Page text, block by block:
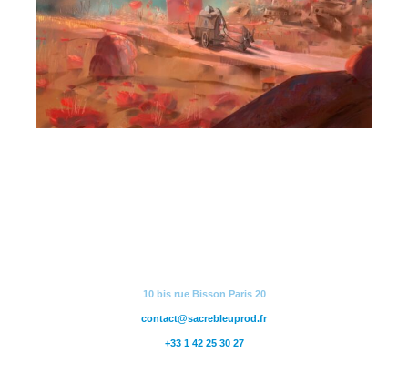
10 bis rue Bisson Paris 20
contact@sacrebleuprod.fr
+33 1 42 25 30 27